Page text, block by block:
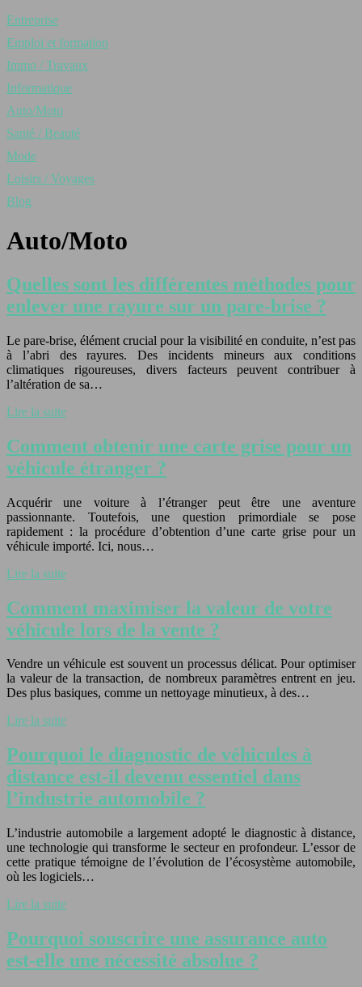
Entreprise
Emploi et formation
Immo / Travaux
Informatique
Auto/Moto
Santé / Beauté
Mode
Loisirs / Voyages
Blog
Auto/Moto
Quelles sont les différentes méthodes pour
enlever une rayure sur un pare-brise ?
Le pare-brise, élément crucial pour la visibilité en conduite, n’est pas
à l’abri des rayures. Des incidents mineurs aux conditions
climatiques rigoureuses, divers facteurs peuvent contribuer à
l’altération de sa…
Lire la suite
Comment obtenir une carte grise pour un
véhicule étranger ?
Acquérir une voiture à l’étranger peut être une aventure
passionnante. Toutefois, une question primordiale se pose
rapidement : la procédure d’obtention d’une carte grise pour un
véhicule importé. Ici, nous…
Lire la suite
Comment maximiser la valeur de votre
véhicule lors de la vente ?
Vendre un véhicule est souvent un processus délicat. Pour optimiser
la valeur de la transaction, de nombreux paramètres entrent en jeu.
Des plus basiques, comme un nettoyage minutieux, à des…
Lire la suite
Pourquoi le diagnostic de véhicules à
distance est-il devenu essentiel dans
l’industrie automobile ?
L’industrie automobile a largement adopté le diagnostic à distance,
une technologie qui transforme le secteur en profondeur. L’essor de
cette pratique témoigne de l’évolution de l’écosystème automobile,
où les logiciels…
Lire la suite
Pourquoi souscrire une assurance auto
est-elle une nécessité absolue ?